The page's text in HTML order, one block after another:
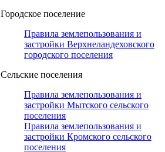
Городское поселение
Правила землепользования и
застройки Верхнеландеховского
городского поселения
Сельские поселения
Правила землепользования и
застройки Мытского сельского
поселения
Правила землепользования и
застройки Кромского сельского
поселения